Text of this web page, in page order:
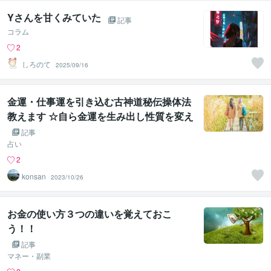
Yさんを甘くみていた
記事
コラム
2
しろのて
2025/09/16
金運・仕事運を引き込む古神道秘伝操体法
教えます ☆自ら金運を生み出し性質を変え
ていく古神道の秘術を大公開☆
記事
占い
2
konsan
2023/10/26
お金の使い方３つの違いを覚えておこ
う！！
記事
マネー・副業